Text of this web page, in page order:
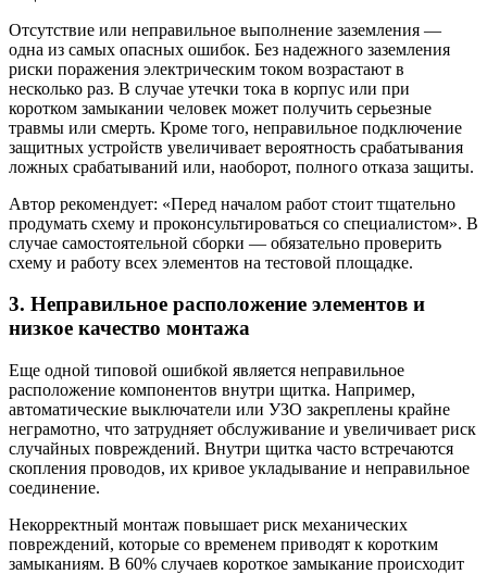
Отсутствие или неправильное выполнение заземления —
одна из самых опасных ошибок. Без надежного заземления
риски поражения электрическим током возрастают в
несколько раз. В случае утечки тока в корпус или при
коротком замыкании человек может получить серьезные
травмы или смерть. Кроме того, неправильное подключение
защитных устройств увеличивает вероятность срабатывания
ложных срабатываний или, наоборот, полного отказа защиты.
Автор рекомендует: «Перед началом работ стоит тщательно
продумать схему и проконсультироваться со специалистом». В
случае самостоятельной сборки — обязательно проверить
схему и работу всех элементов на тестовой площадке.
3. Неправильное расположение элементов и
низкое качество монтажа
Еще одной типовой ошибкой является неправильное
расположение компонентов внутри щитка. Например,
автоматические выключатели или УЗО закреплены крайне
неграмотно, что затрудняет обслуживание и увеличивает риск
случайных повреждений. Внутри щитка часто встречаются
скопления проводов, их кривое укладывание и неправильное
соединение.
Некорректный монтаж повышает риск механических
повреждений, которые со временем приводят к коротким
замыканиям. В 60% случаев короткое замыкание происходит